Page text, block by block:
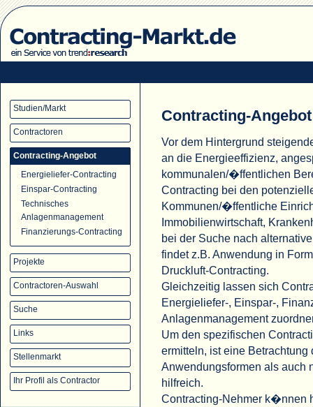
Studien/Markt
Contractoren
Contracting-Angebot
Energieliefer-Contracting
Einspar-Contracting
Technisches
Anlagenmanagement
Finanzierungs-Contracting
Projekte
Contractoren-Auswahl
Suche
Links
Stellenmarkt
Ihr Profil als Contractor
Contracting-Angebot
Vor dem Hintergrund
an die Energieeffizienz,
kommunalen/�ffentlichen
Contracting bei den
Kommunen/�ffentliche
Immobilienwirtschaft,
bei der Suche nach
findet z.B. Anwendung in
Druckluft-Contracting.
Gleichzeitig lassen sich
Energieliefer-, Einspar-,
Anlagenmanagement
Um den spezifischen
ermitteln, ist eine
Anwendungsformen als auch
hilfreich.
Contracting-Nehmer k�nnen